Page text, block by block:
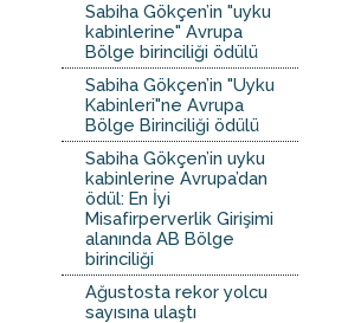
Sabiha Gökçen’in "uyku
kabinlerine" Avrupa
Bölge birinciliği ödülü
Sabiha Gökçen’in "Uyku
Kabinleri"ne Avrupa
Bölge Birinciliği ödülü
Sabiha Gökçen’in uyku
kabinlerine Avrupa’dan
ödül: En İyi
Misafirperverlik Girişimi
alanında AB Bölge
birinciliği
Ağustosta rekor yolcu
sayısına ulaştı